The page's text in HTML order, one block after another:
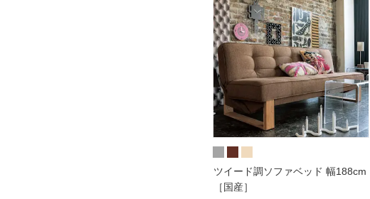
ツイード調ソファベッド 幅188cm
［国産］